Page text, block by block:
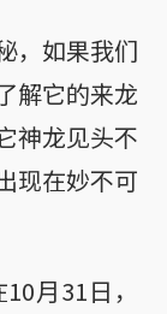
，如果我们
解它的来龙
神龙见头不
现在妙不可
月31日，